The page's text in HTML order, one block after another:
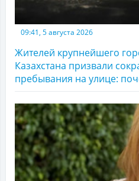
09:41, 5 августа 2026
Жителей крупнейшего
Казахстана призвали
пребывания на улице: